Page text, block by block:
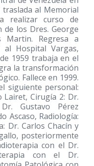
traslada al Memorial
realizar curso de
los Dres. George
Martin. Regresa a
Hospital Vargas,
1959 trabaja en el
la transformación
Fallece en 1999.
siguiente personal:
Lairet, Cirugía 2: Dr.
Gustavo Pérez
Ascaso, Radiología:
Dr. Carlos Chacín y
posteriormente
con el Dr.
con el Dr.